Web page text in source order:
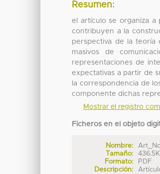
Resumen:
el artículo se organiza a
contribuyen a la
perspectiva de la teoría
masivos de
representaciones de
expectativas a partir de
la correspondencia de
componente dichas
Mostrar el registro
Ficheros en el objeto
Nombre:
Tamaño:
Formato:
PDF
Descripción: